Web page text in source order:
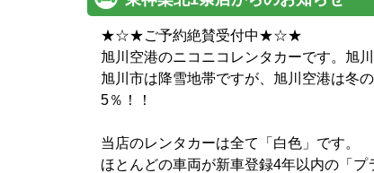
★☆★ご予約絶賛受付中★☆★
旭川空港のニコニコレンタカーです。旭
旭川市は降雪地帯ですが、旭川空港は冬
5％！！
当店のレンタカーは全て「白色」です。
ほとんどの車両が新車登録4年以内の「プ